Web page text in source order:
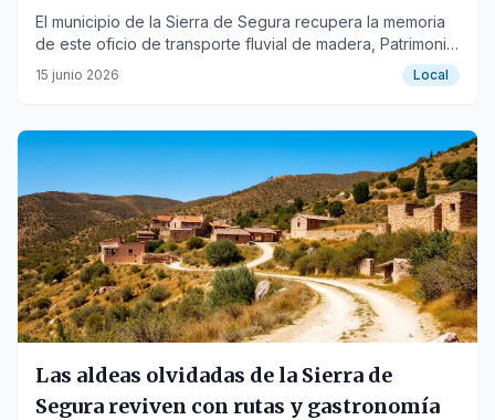
El municipio de la Sierra de Segura recupera la memoria
de este oficio de transporte fluvial de madera, Patrimonio
Inmaterial de la Humanidad.
15 junio 2026 Local
Las aldeas olvidadas de la Sierra de
Segura reviven con rutas y gastronomía